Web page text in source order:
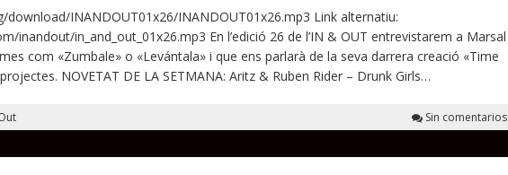
download/INANDOUT01x26/INANDOUT01x26.mp3 Link alternatiu:
inandout/in_and_out_01x26.mp3 En l’edició 26 de l’IN & OUT entrevistarem a Marsal
com «Zumbale» o «Levántala» i que ens parlarà de la seva darrera creació «Time
NOVETAT DE LA SETMANA: Aritz & Ruben Rider – Drunk Girls…
Sin comentarios